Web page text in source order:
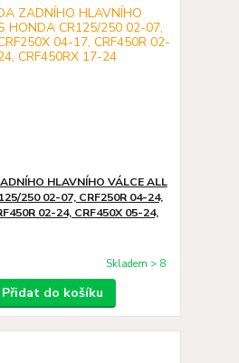
HLAVNÍHO VÁLCE ALL
250 02-07, CRF250R 04-24,
02-24, CRF450X 05-24,
Skladem > 8
Přidat do košíku